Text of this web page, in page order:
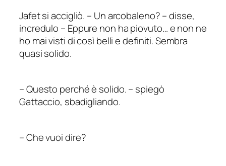
Jafet si accigliò. – Un arcobaleno?–disse,
incredulo – Eppure non ha piovuto… e non ne
ho mai visti di così belli e definiti. Sembra
quasi solido.
–Questo perchéè solido.– spiegò
Gattaccio, sbadigliando.
–Che vuoi dire?